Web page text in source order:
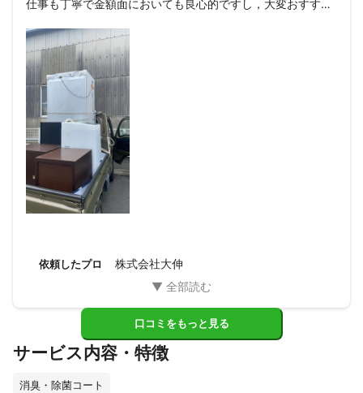
仕事も丁寧で金額面においても良心的ですし，大変おすすめ
頼んで良かったです。
また機会がありましたら，こちらの方に
頼みたいと思います。
依頼したプロ 株式会社大伸
口コミをもっと見る
サービス内容・特徴
消臭・除菌コート